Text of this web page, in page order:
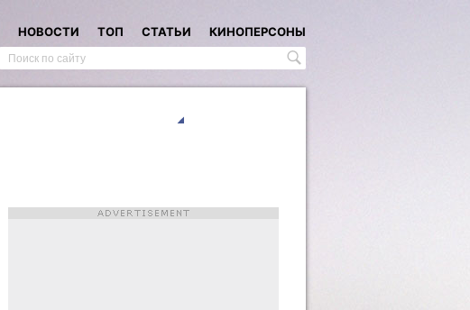
НОВОСТИ ТОП СТАТЬИ КИНОПЕРСОНЫ